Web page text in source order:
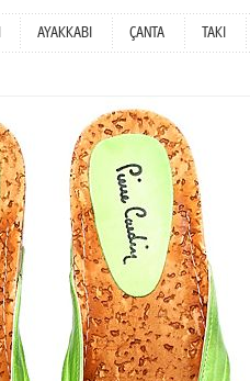
AYAKKABI ÇANTA TAKI